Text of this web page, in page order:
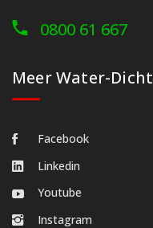
0800 61 667
Meer Water-Dicht
Facebook
Linkedin
Youtube
Instagram